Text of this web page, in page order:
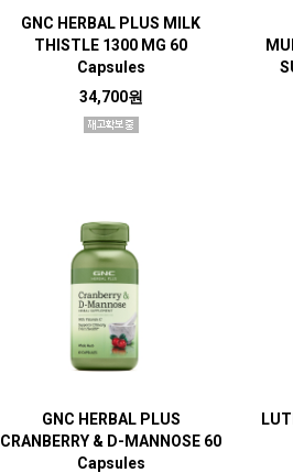
GNC HERBAL PLUS MILK
THISTLE 1300 MG 60
Capsules
34,700원
GNC HERBAL PLUS
CRANBERRY & D-MANNOSE 60
Capsules